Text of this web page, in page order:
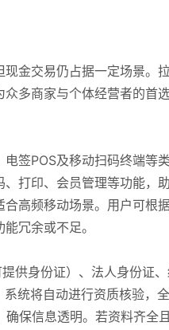
金交易仍占据一定场景。
多商家与个体经营者的首
签POS及移动扫码终端等
打印、会员管理等功能，
高频移动场景。用户可根
冗余或不足。
供身份证）、法人身份证
统将自动进行资质核验，
保信息透明。若资料齐全